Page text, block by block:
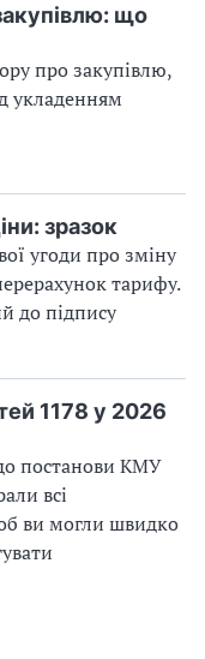
що
про закупівлю,
укладенням
зразок
угоди про зміну
тарифу.
до підпису
1178 у 2026
постанови КМУ
всі
ви могли швидко